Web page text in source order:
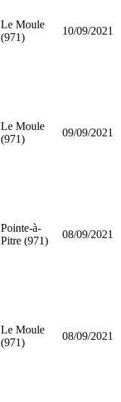
Le Moule
(971)
10/09/2021
Le Moule
(971)
09/09/2021
Pointe-à-
Pitre (971)
08/09/2021
Le Moule
(971)
08/09/2021